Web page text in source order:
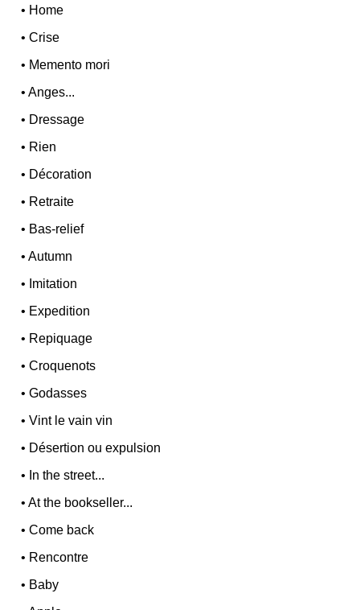
• Home
•Crise
• Memento mori
•Anges...
• Dressage
• Rien
• Décoration
• Retraite
• Bas-relief
•Autumn
• Imitation
• Expedition
• Repiquage
•Croquenots
•Godasses
•Vint le vain vin
• Désertion ou expulsion
• In the street...
•At the bookseller...
•Come back
• Rencontre
• Baby